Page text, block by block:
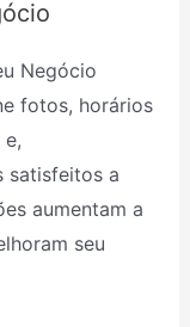
Negócio
fotos, horários
satisfeitos a
aumentam a
seu